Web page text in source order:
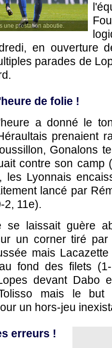
une prestation aboutie.
en ouverture
parades de
de folie !
a donné le
prenaient
Gonalons
contre son camp
les Lyonnais
lancé par
2, 11e).
se laissait guère
un corner tiré par
mais
fond des filets
devant Dabo
mais le
un hors-jeu
erreurs !